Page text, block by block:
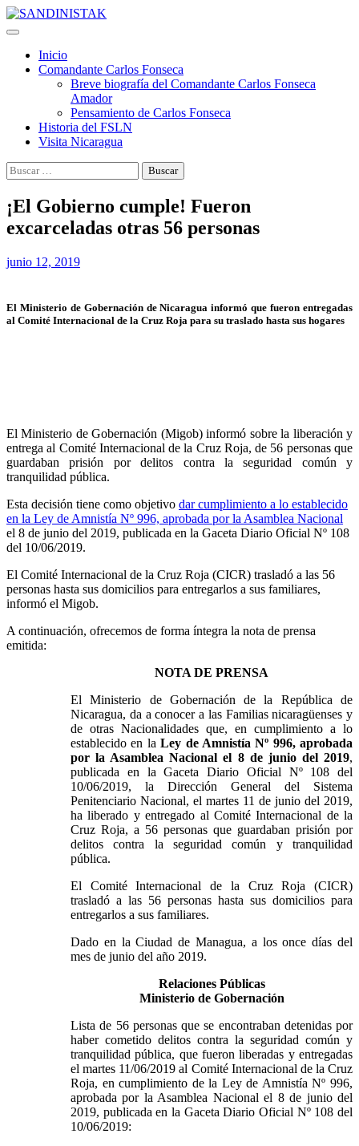
Saltar
al
Inicio
Comandante Carlos Fonseca
Breve biografía del Comandante Carlos Fonseca
Amador
Pensamiento de Carlos Fonseca
Historia del FSLN
Visita Nicaragua
Buscar:
¡El Gobierno cumple! Fueron
excarceladas otras 56 personas
junio 12, 2019
El Ministerio de Gobernación de Nicaragua informó que fueron entregadas
al Comité Internacional de la Cruz Roja para su traslado hasta sus hogares
El Ministerio de Gobernación (Migob) informó sobre la liberación y
entrega al Comité Internacional de la Cruz Roja, de 56 personas que
guardaban prisión por delitos contra la seguridad común y
tranquilidad pública.
Esta decisión tiene como objetivo dar cumplimiento a lo establecido
en la Ley de Amnistía Nº 996, aprobada por la Asamblea Nacional
el 8 de junio del 2019, publicada en la Gaceta Diario Oficial Nº 108
del 10/06/2019.
El Comité Internacional de la Cruz Roja (CICR) trasladó a las 56
personas hasta sus domicilios para entregarlos a sus familiares,
informó el Migob.
A continuación, ofrecemos de forma íntegra la nota de prensa
emitida:
NOTA DE PRENSA
El Ministerio de Gobernación de la República de
Nicaragua, da a conocer a las Familias nicaragüenses y
de otras Nacionalidades que, en cumplimiento a lo
establecido en laLey de Amnistía Nº 996, aprobada
por la Asamblea Nacional el 8 de junio del 2019,
publicada en la Gaceta Diario Oficial Nº 108 del
10/06/2019, la Dirección General del Sistema
Penitenciario Nacional, el martes 11 de junio del 2019,
ha liberado y entregado al Comité Internacional de la
Cruz Roja, a 56 personas que guardaban prisión por
delitos contra la seguridad común y tranquilidad
pública.
El Comité Internacional de la Cruz Roja (CICR)
trasladó a las 56 personas hasta sus domicilios para
entregarlos a sus familiares.
Dado en la Ciudad de Managua, a los once días del
mes de junio del año 2019.
Relaciones Públicas
Ministerio de Gobernación
Lista de 56 personas que se encontraban detenidas por
haber cometido delitos contra la seguridad común y
tranquilidad pública, que fueron liberadas y entregadas
el martes 11/06/2019 al Comité Internacional de la Cruz
Roja, en cumplimiento de la Ley de Amnistía Nº 996,
aprobada por la Asamblea Nacional el 8 de junio del
2019, publicada en la Gaceta Diario Oficial Nº 108 del
10/06/2019: